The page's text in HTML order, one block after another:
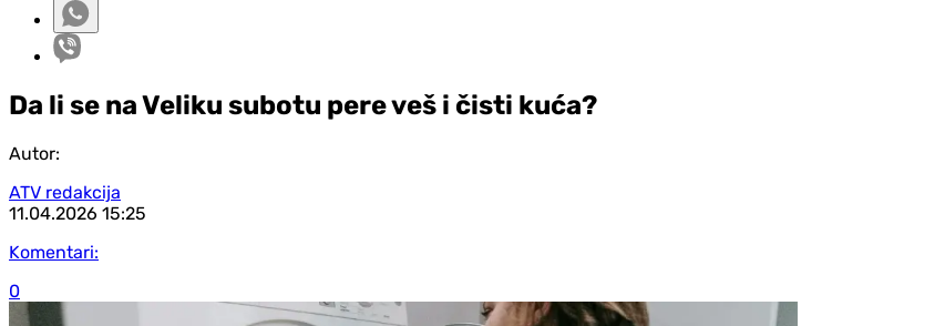
Da li se na Veliku subotu pere veš i čisti kuća?
Autor:
ATV redakcija
11.04.2026 15:25
Komentari:
0